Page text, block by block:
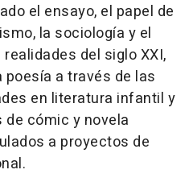
el ensayo, el papel de
la sociología y el
del siglo XXI,
a través de las
en literatura infantil y
cómic y novela
a proyectos de